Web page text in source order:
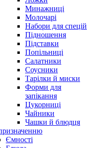
Минажниці
Молочарі
Набори для спецій
Підношення
Підставки
Попільниці
Салатники
Соусники
Тарілки й миски
Форми для
запікання
Цукорниці
Чайники
Чашки й блюдця
Ємності